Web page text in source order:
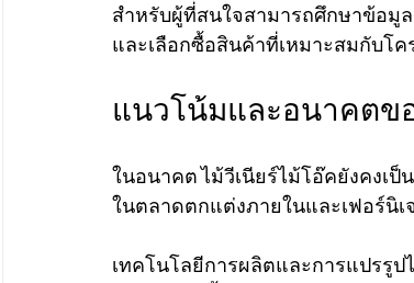
สำหรับผู้ที่สนใจสามารถศึกษาข้อมู
และเลือกซื้อสินค้าที่เหมาะสมกับโค
แนวโน้มและอนาคตข
ในอนาคต ไม้วีเนียร์ไม้โอ๊คยังคงเ
ในตลาดตกแต่งภายในและเฟอร์นิเ
เทคโนโลยีการผลิตและการแปรรู